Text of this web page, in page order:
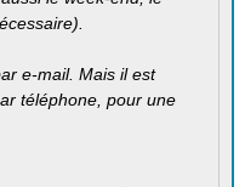
e-mail. Mais il est
téléphone, pour une